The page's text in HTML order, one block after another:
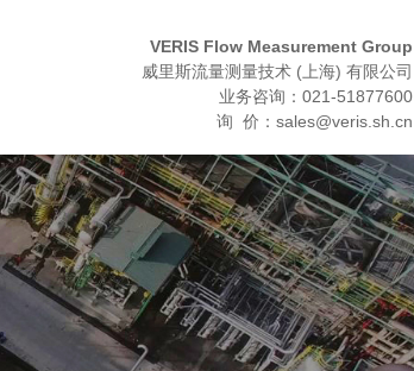
VERIS Flow Measurement Group
威里斯流量测量技术 (上海) 有限公司
业务咨询：021-51877600
询 价：sales@veris.sh.cn